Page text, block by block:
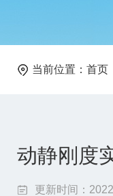
当前位置： 首页
动静刚度
更新时间：